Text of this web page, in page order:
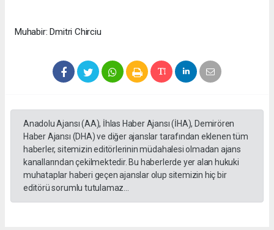
Muhabir: Dmitri Chirciu
Anadolu Ajansı (AA), İhlas Haber Ajansı (İHA), Demirören
Haber Ajansı (DHA) ve diğer ajanslar tarafından eklenen tüm
haberler, sitemizin editörlerinin müdahalesi olmadan ajans
kanallarından çekilmektedir. Bu haberlerde yer alan hukuki
muhataplar haberi geçen ajanslar olup sitemizin hiç bir
editörü sorumlu tutulamaz...